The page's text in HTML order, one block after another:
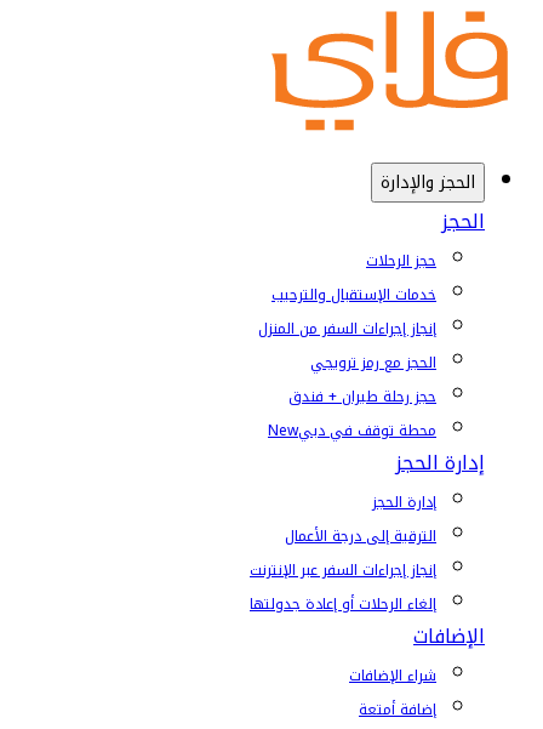
الحجز والإدارة
الحجز
حجز الرحلات
خدمات الإستقبال والترحيب
إنجاز إجراءات السفر من المنزل
الحجز مع رمز ترويجي
حجز رحلة طيران + فندق
محطة توقف في دبيNew
إدارة الحجز
إدارة الحجز
الترقية إلى درجة الأعمال
إنجاز إجراءات السفر عبر الإنترنت
إلغاء الرحلات أو إعادة جدولتها
الإضافات
شراء الإضافات
إضافة أمتعة